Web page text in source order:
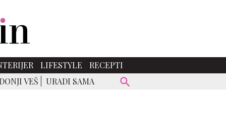
LIFESTYLE
RECEPTI
DONJI VEŠ URADI SAMA